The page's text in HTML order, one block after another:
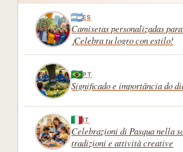
ES
Camisetas personalizadas
¡Celebra tu logro con estilo!
PT
Significado e importância do
IT
Celebrazioni di Pasqua nella
tradizioni e attività creative